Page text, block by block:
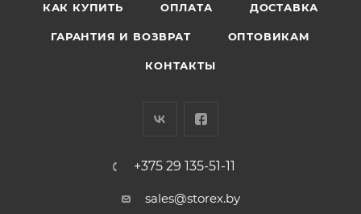
КАК КУПИТЬ ОПЛАТА ДОСТАВКА
ГАРАНТИЯ И ВОЗВРАТ ОПТОВИКАМ
КОНТАКТЫ
+375 29 135-51-11
sales@storex.by